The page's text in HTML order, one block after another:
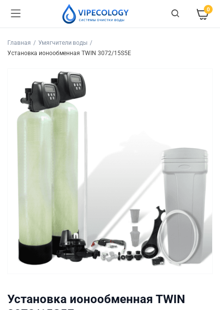
0
Главная
Умягчители воды
Установка ионообменная TWIN 3072/15S5E
Установка ионообменная TWIN